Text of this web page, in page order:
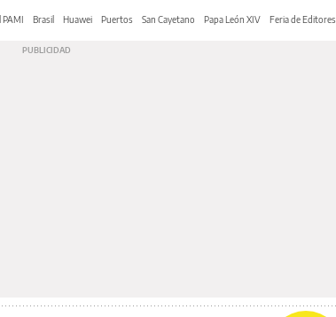
PAMI Brasil Huawei Puertos San Cayetano Papa León XIV Feria de Editores